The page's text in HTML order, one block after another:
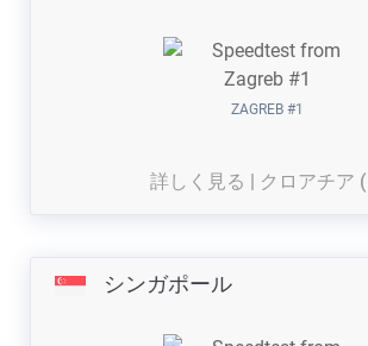
ZAGREB #1
詳しく見る | クロアチア
シンガポール